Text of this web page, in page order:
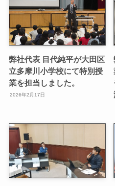
弊社代表 目代純平が大田区
立多摩川小学校にて特別授
業を担当しました。
2026年2月17日